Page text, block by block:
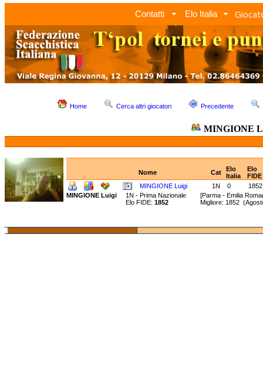
Contatti Elo Italia
Home Cerca altri giocatori Precedente
MINGIONE
Nome Cat
Elo
Italia
Elo
FIDE
MINGIONE Luigi
1N 0
1852
MINGIONE Luigi
1N - Prima Nazionale [Parma - Emilia
Elo FIDE: 1852 Migliore: 1852